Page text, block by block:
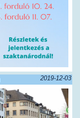
2019-12-03